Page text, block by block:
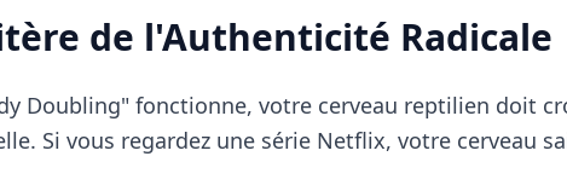
de l'Authenticité Radicale
Doubling" fonctionne, votre cerveau reptilien doit
Si vous regardez une série Netflix, votre cerveau